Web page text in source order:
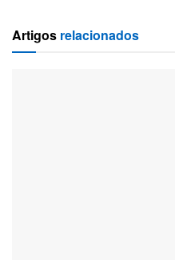
Artigos relacionados